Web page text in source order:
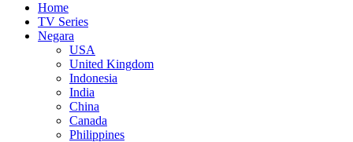
Home
TV Series
Negara
USA
United Kingdom
Indonesia
India
China
Canada
Philippines